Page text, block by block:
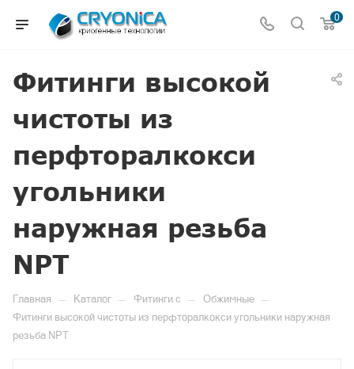
0
Фитинги высокой
чистоты из
перфторалкокси
угольники
наружная резьба
NPT
Главная — Каталог — Фитинги c — Обжимные —
Фитинги высокой чистоты из перфторалкокси угольники наружная
резьба NPT